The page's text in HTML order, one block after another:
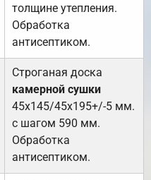
толщине утепления.
Обработка
антисептиком.
Строганая доска
камерной сушки
45х145/45х195+/-5 мм.
с шагом 590 мм.
Обработка
антисептиком.